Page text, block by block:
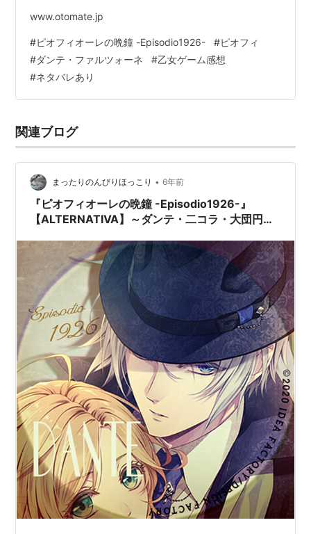
www.otomate.jp
#ピオフィオーレの晩鐘 -Episodio1926- #ピオフィ
#ダンテ・ファルツォーネ #乙女ゲーム感想
#ネタバレあり
関連ブログ
まったりのんびりほっこり • 6年前
『ピオフィオーレの晩鐘 -Episodio1926-』
【ALTERNATIVA】～ダンテ・二コラ・大団円・